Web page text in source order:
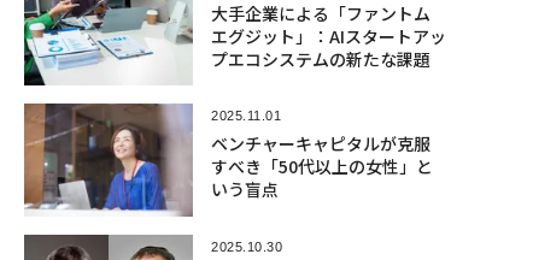
大手企業による「ファントム
エグジット」：AIスタートアッ
プエコシステムの新たな課題
2025.11.01
ベンチャーキャピタルが克服
すべき「50代以上の女性」と
いう盲点
2025.10.30